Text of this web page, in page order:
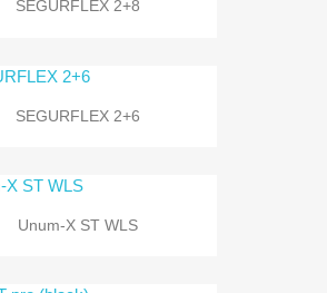
SEGURFLEX 2+8
SEGURFLEX 2+6
Unum-X ST WLS